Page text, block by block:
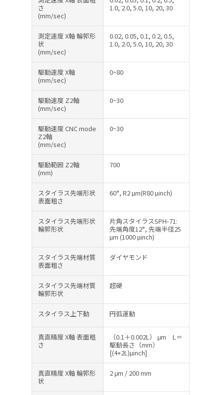
さ
(mm/sec)
1.0, 2.0, 5.0, 10, 20, 30
測定速度 X軸 輪郭形
状
(mm/sec)
0.02, 0.05, 0.1, 0.2, 0.5,
1.0, 2.0, 5.0, 10, 20, 30
駆動速度 X軸
(mm/sec)
0~80
駆動速度 Z2軸
(mm/sec)
0~30
駆動速度 CNC mode
Z2軸
(mm/sec)
0~30
駆動範囲 Z2軸
(mm)
700
スタイラス先端形状
表面粗さ
60°, R2 µm(R80 µinch)
スタイラス先端形状
輪郭形状
片角スタイラスSPH-71:
先端角度12°, 先端半径25
µm (1000 µinch)
スタイラス先端材質
表面粗さ
ダイヤモンド
スタイラス先端材質
輪郭形状
超硬
スタイラス上下動 円弧運動
真直精度 X軸 表面粗
さ
（0.1＋0.002L） μm L＝
駆動長さ（mm）
[(4+2L)µinch]
真直精度 X軸 輪郭形
状
2 μm / 200 mm